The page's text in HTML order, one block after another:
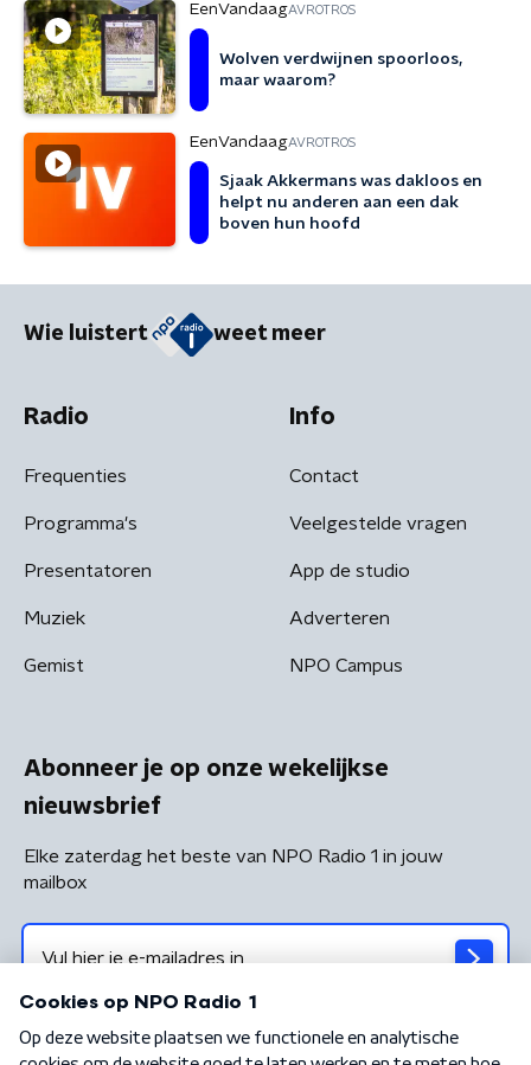
EenVandaagAVROTROS
Wolven verdwijnen spoorloos,
maar waarom?
EenVandaagAVROTROS
Sjaak Akkermans was dakloos en
helpt nu anderen aan een dak
boven hun hoofd
Wie luistert weet meer
Radio
Frequenties
Programma's
Presentatoren
Muziek
Gemist
Info
Contact
Veelgestelde vragen
App de studio
Adverteren
NPO Campus
Abonneer je op onze wekelijkse
nieuwsbrief
Elke zaterdag het beste van NPO Radio 1 in jouw
mailbox